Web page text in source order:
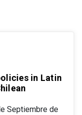
in Latin
Septiembre de